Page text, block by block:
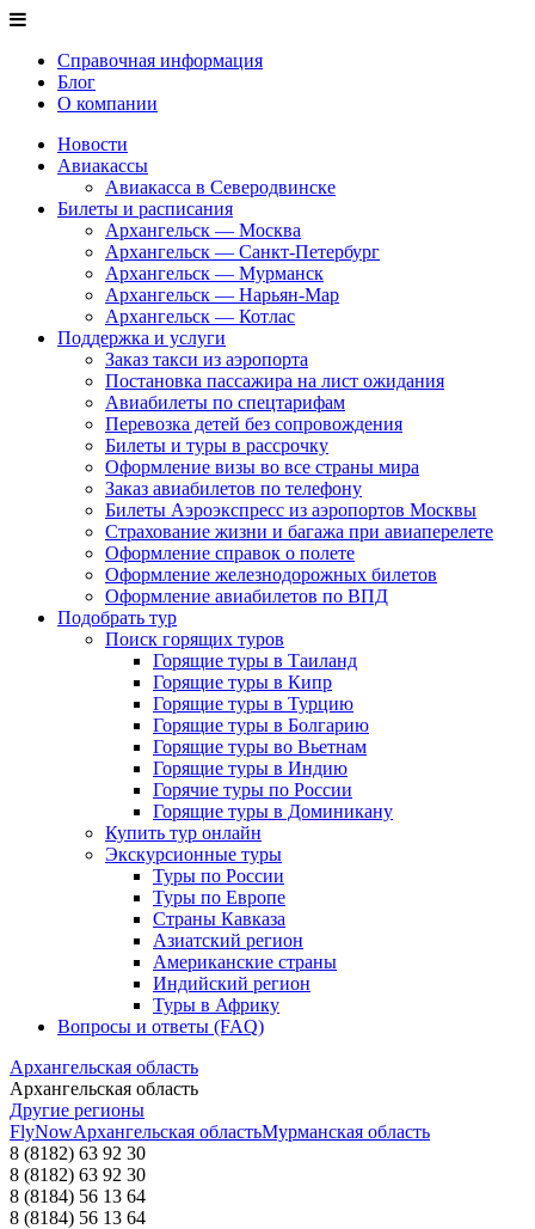
Справочная информация
Блог
О компании
Новости
Авиакассы
Авиакасса в Северодвинске
Билеты и расписания
Архангельск — Москва
Архангельск — Санкт-Петербург
Архангельск — Мурманск
Архангельск — Нарьян-Мар
Архангельск — Котлас
Поддержка и услуги
Заказ такси из аэропорта
Постановка пассажира на лист ожидания
Авиабилеты по спецтарифам
Перевозка детей без сопровождения
Билеты и туры в рассрочку
Оформление визы во все страны мира
Заказ авиабилетов по телефону
Билеты Аэроэкспресс из аэропортов Москвы
Страхование жизни и багажа при авиаперелете
Оформление справок о полете
Оформление железнодорожных билетов
Оформление авиабилетов по ВПД
Подобрать тур
Поиск горящих туров
Горящие туры в Таиланд
Горящие туры в Кипр
Горящие туры в Турцию
Горящие туры в Болгарию
Горящие туры во Вьетнам
Горящие туры в Индию
Горячие туры по России
Горящие туры в Доминикану
Купить тур онлайн
Экскурсионные туры
Туры по России
Туры по Европе
Страны Кавказа
Азиатский регион
Американские страны
Индийский регион
Туры в Африку
Вопросы и ответы (FAQ)
Архангельская область
Архангельская область
Другие регионы
FlyNowАрхангельская областьМурманская область
8 (8182) 63 92 30
8 (8182) 63 92 30
8 (8184) 56 13 64
8 (8184) 56 13 64